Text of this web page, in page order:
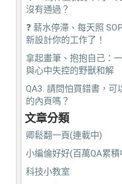
沒有通過？
❓ 薪水停滯、每天照
新設計你的工作了！
拿起畫筆、抱抱自己：
與心中失控的野獸和解
QA3. 請問怕買錯書，可
的內頁嗎？
文章分類
卿鬆翻一頁(連載中)
小編倫好好(百萬QA累積
科技小教室